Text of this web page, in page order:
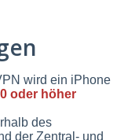
wird ein iPhone
oder höher
des
der Zentral- und